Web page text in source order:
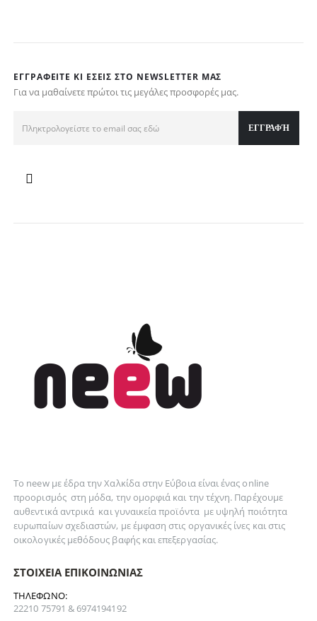
ΕΓΓΡΑΦΕΊΤΕ ΚΙ ΕΣΕΊΣ ΣΤΟ NEWSLETTER ΜΑΣ
Για να μαθαίνετε πρώτοι τις μεγάλες προσφορές μας.
Το neew με έδρα την Xαλκίδα στην Εύβοια είναι ένας online
προορισμός στη μόδα, τηνομορφιά και τηντέχνη. Παρέχουμε
αυθεντικάαντρικά καιγυναικείαπροϊόντα με υψηλή ποιότητα
ευρωπαίων σχεδιαστών, με έμφαση στις οργανικές ίνες και στις
οικολογικές μεθόδους βαφής και επεξεργασίας.
ΣΤΟΙΧΕΊΑ ΕΠΙΚΟΙΝΩΝΊΑΣ
ΤΗΛΈΦΩΝΟ:
22210 75791 & 6974194192